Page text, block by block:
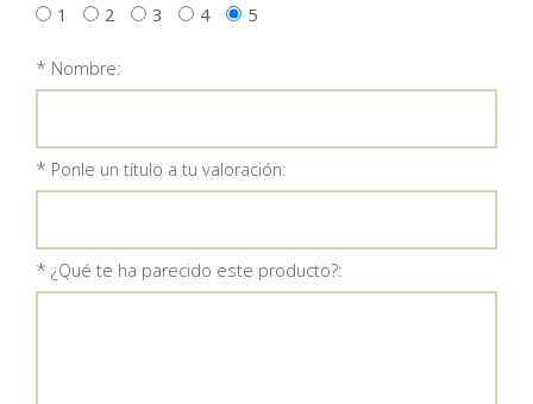
1
2 3 4 5
* Nombre:
* Ponle un título a tu valoración:
* ¿Qué te ha parecido este producto?: